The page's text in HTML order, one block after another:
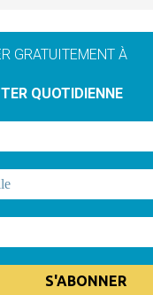
GRATUITEMENT À
QUOTIDIENNE